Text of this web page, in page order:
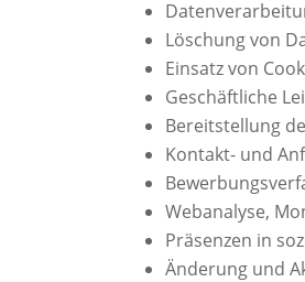
Löschung von
Einsatz von
Geschäftliche
Bereitstellung
Kontakt- und
Webanalyse,
Präsenzen in
Änderung und